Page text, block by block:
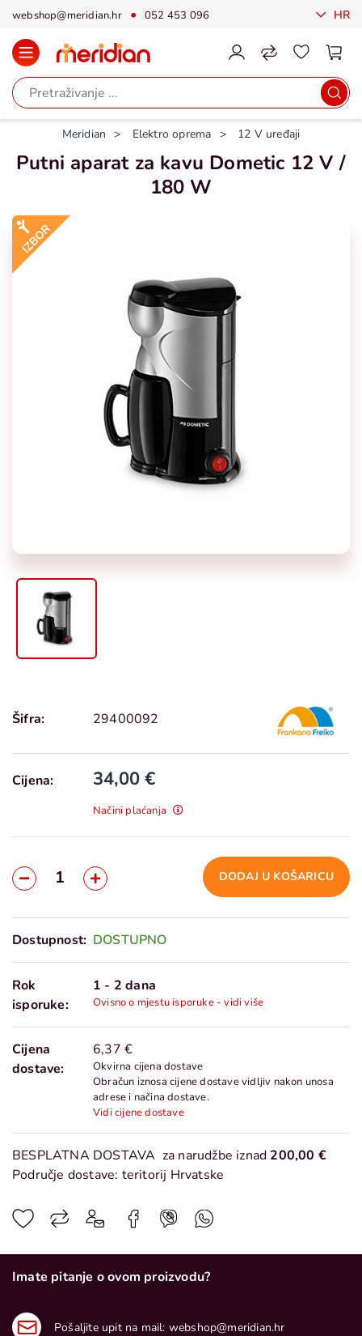
webshop@meridian.hr 052 453 096 HR
Meridian Elektro oprema 12 V uređaji
Putni aparat za kavu Dometic 12 V /
180 W
Šifra: 29400092
Cijena: 34,00 €
Načini plaćanja
DODAJ U KOŠARICU
Dostupnost: DOSTUPNO
Rok
isporuke:
1 - 2 dana
Ovisno o mjestu isporuke - vidi više
Cijena
dostave:
6,37 €
Okvirna cijena dostave
Obračun iznosa cijene dostave vidljiv nakon unosa
adrese i načina dostave.
Vidi cijene dostave
BESPLATNA DOSTAVA za narudžbe iznad 200,00 €
Područje dostave: teritorij Hrvatske
Imate pitanje o ovom proizvodu?
Pošaljite upit na mail: webshop@meridian.hr